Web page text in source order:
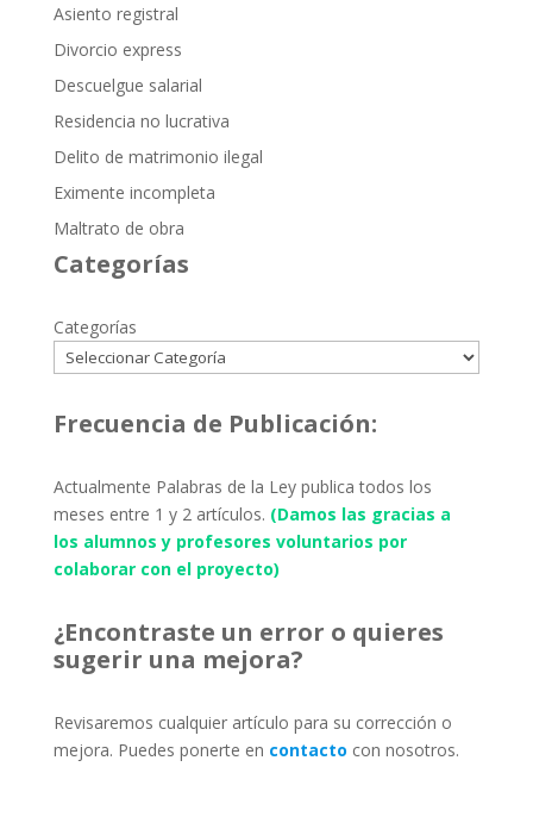
Asiento registral
Divorcio express
Descuelgue salarial
Residencia no lucrativa
Delito de matrimonio ilegal
Eximente incompleta
Maltrato de obra
Categorías
Categorías
Frecuencia de Publicación:
Actualmente Palabras de la Ley publica todos los
meses entre 1 y 2 artículos. (Damos las gracias a
los alumnos y profesores voluntarios por
colaborar con el proyecto)
¿Encontraste un error o quieres
sugerir una mejora?
Revisaremos cualquier artículo para su corrección o
mejora. Puedes ponerte en contacto con nosotros.